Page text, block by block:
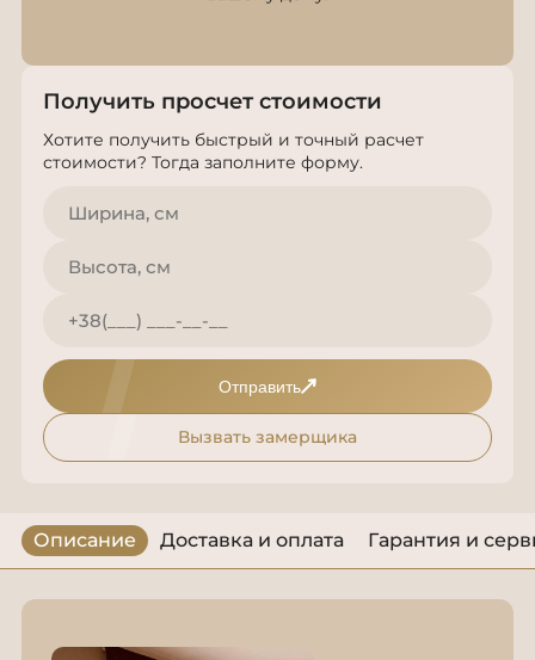
Получить просчет стоимости
Хотите получить быстрый и точный расчет
стоимости? Тогда заполните форму.
Вызвать замерщика
Отправить
Описание Доставка и оплата Гарантия и